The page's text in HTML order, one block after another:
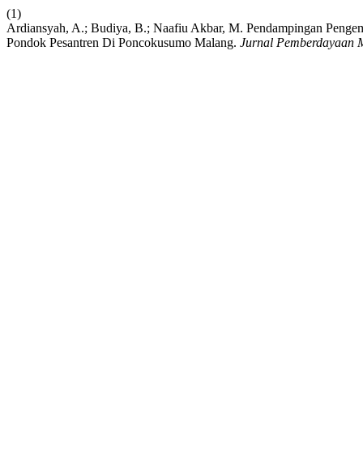
(1)
Ardiansyah, A.; Budiya, B.; Naafiu Akbar, M. Pendampingan
Pondok Pesantren Di Poncokusumo Malang. Jurnal Pemberdayaan